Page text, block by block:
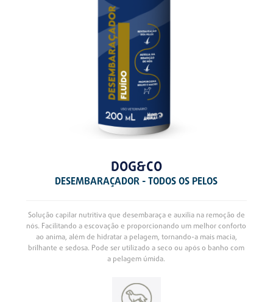
DOG&CO
DESEMBARAÇADOR - TODOS OS PELOS
Solução capilar nutritiva que desembaraça e auxilia na remoção de
nós. Facilitando a escovação e proporcionando um melhor conforto
ao anima, além de hidratar a pelagem, tornando-a mais macia,
brilhante e sedosa. Pode ser utilizado a seco ou após o banho com
a pelagem úmida.